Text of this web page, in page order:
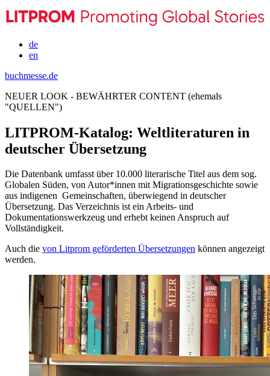
de
en
buchmesse.de
NEUER LOOK - BEWÄHRTER CONTENT (ehemals
"QUELLEN")
LITPROM-Katalog: Weltliteraturen in
deutscher Übersetzung
Die Datenbank umfasst über 10.000 literarische Titel aus dem sog.
Globalen Süden, von Autor*innen mit Migrationsgeschichte sowie
aus indigenen Gemeinschaften, überwiegend in deutscher
Übersetzung. Das Verzeichnis ist ein Arbeits- und
Dokumentationswerkzeug und erhebt keinen Anspruch auf
Vollständigkeit.
Auch die von Litprom geförderten Übersetzungen können angezeigt
werden.